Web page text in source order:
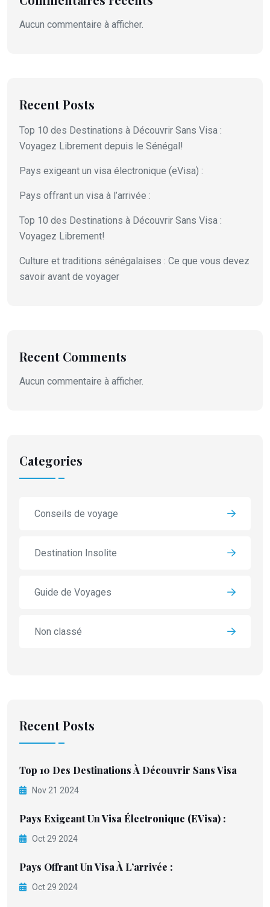
Aucun commentaire à afficher.
Recent Posts
Top 10 des Destinations à Découvrir Sans Visa :
Voyagez Librement depuis le Sénégal!
Pays exigeant un visa électronique (eVisa) :
Pays offrant un visa à l’arrivée :
Top 10 des Destinations à Découvrir Sans Visa :
Voyagez Librement!
Culture et traditions sénégalaises : Ce que vous devez
savoir avant de voyager
Recent Comments
Aucun commentaire à afficher.
Categories
Conseils de voyage
Destination Insolite
Guide de Voyages
Non classé
Recent Posts
Top 10 Des Destinations À Découvrir Sans Visa
Nov 21 2024
Pays Exigeant Un Visa Électronique (eVisa) :
Oct 29 2024
Pays Offrant Un Visa À L’arrivée :
Oct 29 2024